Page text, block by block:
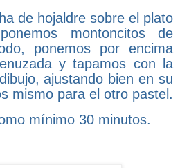
de hojaldre sobre el plato
montoncitos de
ponemos por encima
y tapamos con la
ajustando bien en su
mismo para el otro pastel.
mínimo 30 minutos.